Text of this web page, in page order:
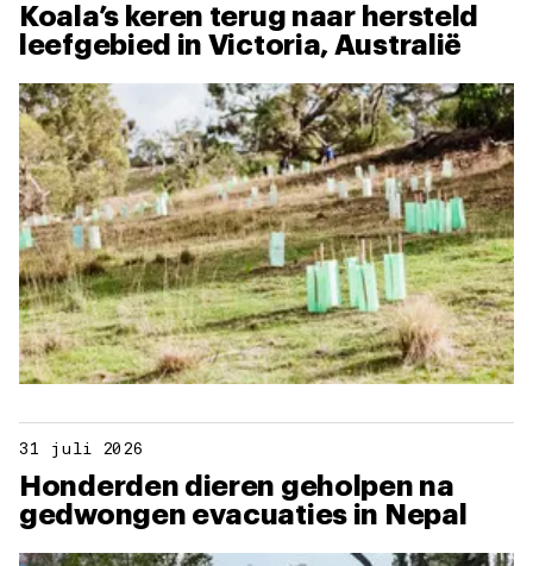
Koala’s keren terug naar hersteld
leefgebied in Victoria, Australië
31 juli 2026
Honderden dieren geholpen na
gedwongen evacuaties in Nepal